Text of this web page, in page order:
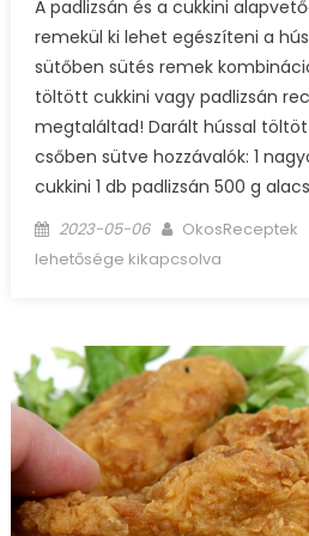
A padlizsán és a cukkini
remekül ki lehet egészíteni a
sütőben sütés remek
töltött cukkini vagy padlizsán
megtaláltad! Darált hússal
csőben sütve hozzávalók: 1
cukkini 1 db padlizsán 500 g
Posted
on
2023-05-06 Author
OkosReceptek
lehetősége kikapcsolva